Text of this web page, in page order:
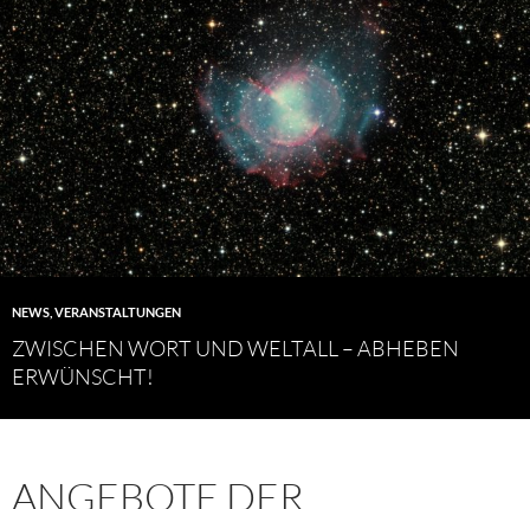
NEWS VERANSTALTUNGEN
ZWISCHEN WORT UND WELTALL – ABHEBEN
ERWÜNSCHT!
ANGEBOTE DER